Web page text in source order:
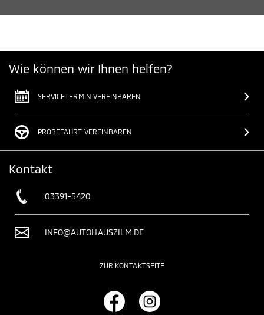
Wie können wir Ihnen helfen?
SERVICETERMIN VEREINBAREN
PROBEFAHRT VEREINBAREN
Kontakt
03391-5420
INFO@AUTOHAUSZILM.DE
ZUR KONTAKTSEITE